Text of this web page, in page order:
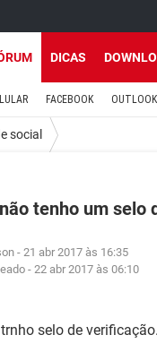
DICAS
FACEBOOK OUTLOOK
social
tenho um selo
- 21 abr 2017 às 16:35
-22 abr 2017 às 06:10
selo de verificação.